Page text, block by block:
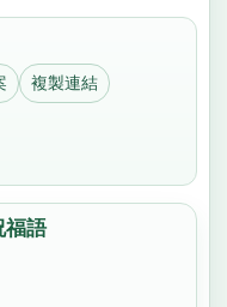
複製連結
福語